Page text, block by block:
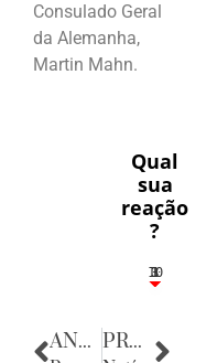
Consulado Geral
da Alemanha,
Martin Mahn.
Qual
sua
reação
?
3
1
1
3
10
ANTERIOR PRÓXIMA